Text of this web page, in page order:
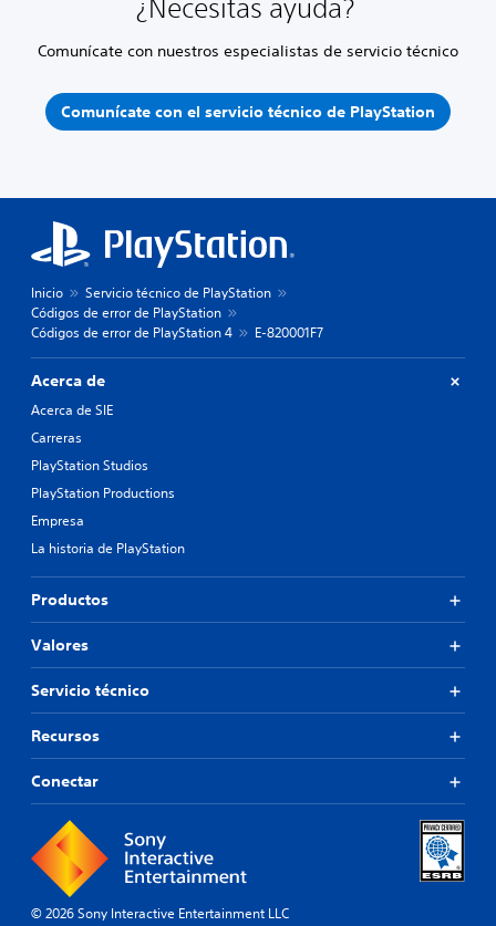
¿Necesitas ayuda?
Comunícate con nuestros especialistas de servicio técnico
Comunícate con el servicio técnico de PlayStation
Inicio
Servicio técnico de PlayStation
Códigos de error de PlayStation
Códigos de error de PlayStation 4
E-820001F7
Acerca de
Acerca de SIE
Carreras
PlayStation Studios
PlayStation Productions
Empresa
La historia de PlayStation
Productos
Valores
Servicio técnico
Recursos
Conectar
© 2026 Sony Interactive Entertainment LLC